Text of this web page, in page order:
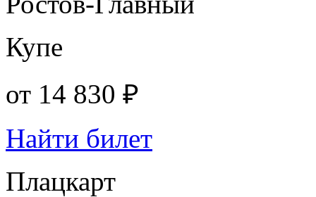
Купе
от 14 830 ₽
Найти билет
Плацкарт